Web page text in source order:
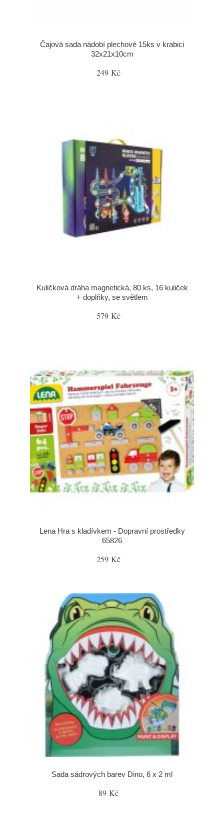
Čajová sada nádobí plechové 15ks v krabici
32x21x10cm
249 Kč
Kuličková dráha magnetická, 80 ks, 16 kuliček
+ doplňky, se světlem
579 Kč
Lena Hra s kladívkem - Dopravní prostředky
65826
259 Kč
Sada sádrových barev Dino, 6 x 2 ml
89 Kč